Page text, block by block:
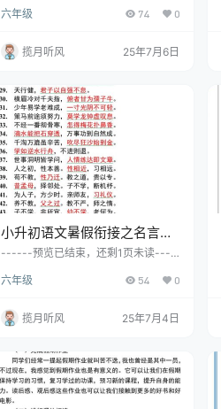
档
六年级 74 0
揽月听风 25年7月6日
小升初语文暑假衔接之名言警
句50句-小升初语文
------预览已结束，还剩1页未读----
档
六年级 54 0
揽月听风 25年7月4日